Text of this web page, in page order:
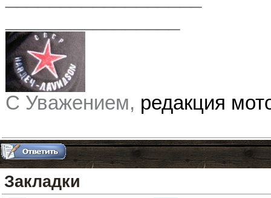
С Уважением, редакция
Закладки